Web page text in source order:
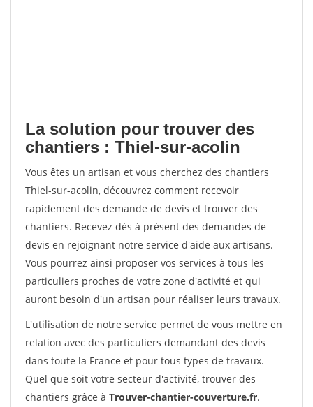
La solution pour trouver des
chantiers : Thiel-sur-acolin
Vous êtes un artisan et vous cherchez des chantiers
Thiel-sur-acolin, découvrez comment recevoir
rapidement des demande de devis et trouver des
chantiers. Recevez dès à présent des demandes de
devis en rejoignant notre service d'aide aux artisans.
Vous pourrez ainsi proposer vos services à tous les
particuliers proches de votre zone d'activité et qui
auront besoin d'un artisan pour réaliser leurs travaux.
L'utilisation de notre service permet de vous mettre en
relation avec des particuliers demandant des devis
dans toute la France et pour tous types de travaux.
Quel que soit votre secteur d'activité, trouver des
chantiers grâce à Trouver-chantier-couverture.fr.